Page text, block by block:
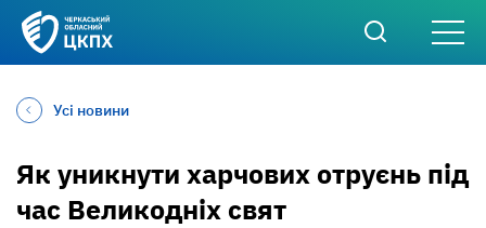
Усі новини
Як уникнути харчових отруєнь під
час Великодніх свят